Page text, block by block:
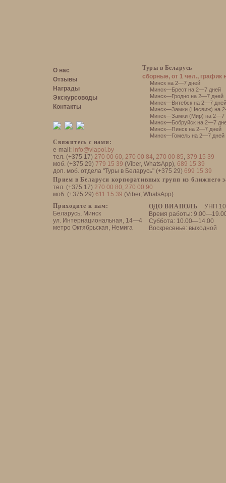
О нас
Отзывы
Награды
Экскурсоводы
Контакты
Свяжитесь с нами:
e-mail: info@viapol.by
тел. (+375 17) 270 00 60, 270 00 84, 270 00 85, 379 15 39
моб. (+375 29) 779 15 39 (Viber, WhatsApp), 689 15 39
доп. моб. отдела "Туры в Беларусь" (+375 29) 699 15 39
Прием в Беларуси корпоративных групп из ближнего
тел. (+375 17) 270 00 80, 270 00 90
моб. (+375 29) 611 15 39 (Viber, WhatsApp)
ОДО ВИАПОЛЬ
УНП
Время работы:
Суббота: 10.00—14.00
Воскресенье: выходной
Приходите к нам:
Беларусь, Минск
ул. Интернациональная, 14—4
метро Октябрьская, Немига
Туры в Беларусь
сборные, от 1 чел., график
Минск на 2—7 дней
Минск—Брест на 2—7 дней
Минск—Гродно на 2—7 дней
Минск—Витебск на 2—7 дней
Минск—Замки (Несвиж) на
Минск—Замки (Мир) на 2—7
Минск—Бобруйск на 2—7
Минск—Пинск на 2—7 дней
Минск—Гомель на 2—7 дней